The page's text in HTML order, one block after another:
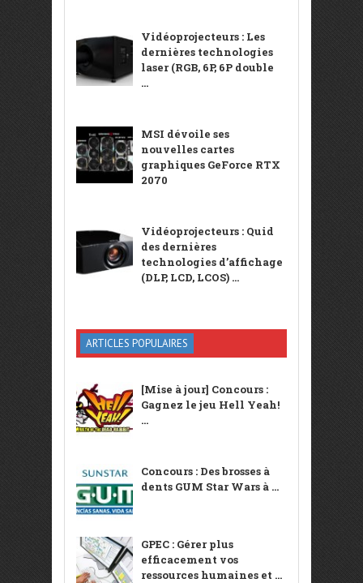
Vidéoprojecteurs : Les
dernières technologies
laser (RGB, 6P, 6P double
...
MSI dévoile ses
nouvelles cartes
graphiques GeForce RTX
2070
Vidéoprojecteurs : Quid
des dernières
technologies d’affichage
(DLP, LCD, LCOS) ...
ARTICLES POPULAIRES
[Mise à jour] Concours :
Gagnez le jeu Hell Yeah!
...
Concours : Des brosses à
dents GUM Star Wars à ...
GPEC : Gérer plus
efficacement vos
ressources humaines et ...